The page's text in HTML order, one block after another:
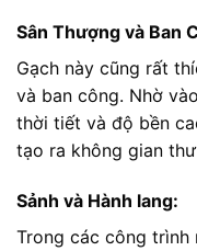
Sân Thượng và Ban
Gạch này cũng rất
và ban công. Nhờ
thời tiết và độ bền
tạo ra không gian
Sảnh và Hành lang:
Trong các công trình